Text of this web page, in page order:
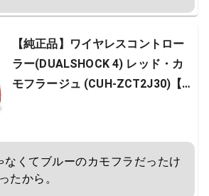
【純正品】ワイヤレスコントロー
ラー(DUALSHOCK 4) レッド・カ
モフラージュ (CUH-ZCT2J30)【A
OFFクーポン (配信)
なくてブルーのカモフラだったけ
たから。